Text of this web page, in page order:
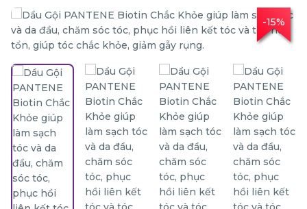
-15%